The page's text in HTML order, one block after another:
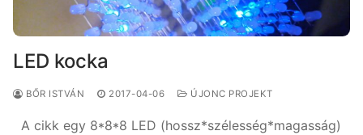
LED kocka
BŐR ISTVÁN 2017-04-06 ÚJONC PROJEKT
A cikk egy 8*8*8 LED (hossz*szélesség*magasság)